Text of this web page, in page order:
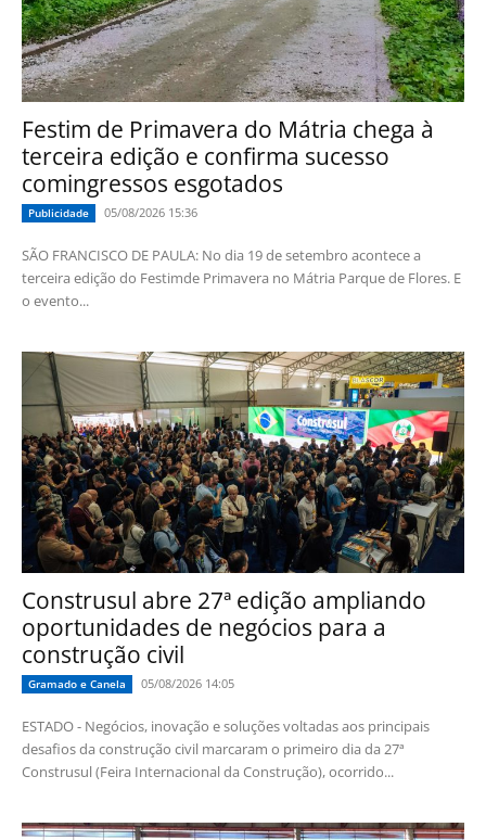
Festim de Primavera do Mátria chega à
terceira edição e confirma sucesso
comingressos esgotados
Publicidade 05/08/2026 15:36
SÃO FRANCISCO DE PAULA: No dia 19 de setembro acontece a
terceira edição do Festimde Primavera no Mátria Parque de Flores. E
o evento...
Construsul abre 27ª edição ampliando
oportunidades de negócios para a
construção civil
Gramado e Canela 05/08/2026 14:05
ESTADO - Negócios, inovação e soluções voltadas aos principais
desafios da construção civil marcaram o primeiro dia da 27ª
Construsul (Feira Internacional da Construção), ocorrido...